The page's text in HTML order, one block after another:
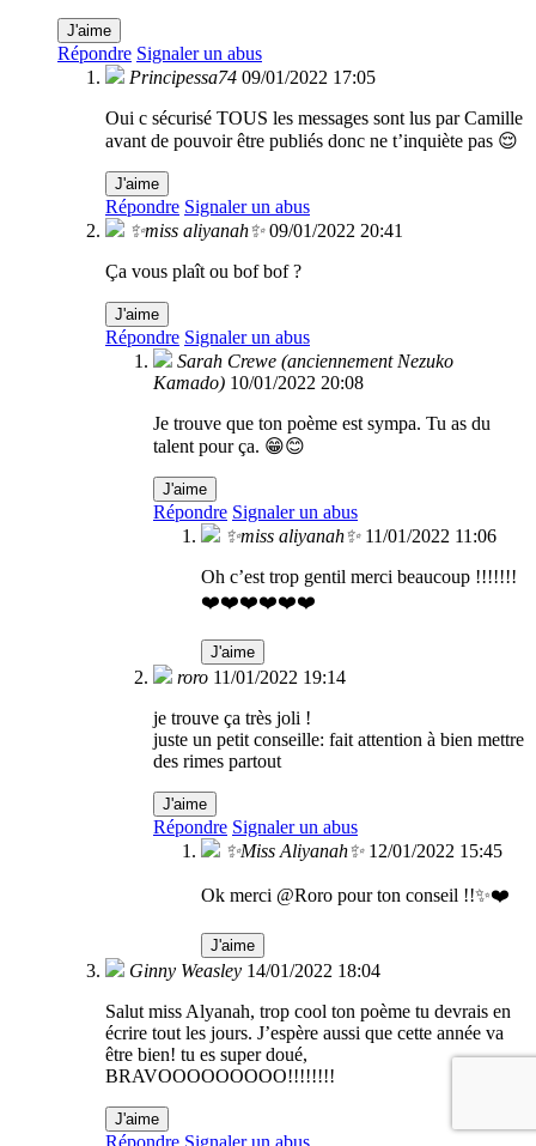
J'aime
Répondre Signaler un abus
Principessa74 09/01/2022 17:05
Oui c sécurisé TOUS les messages sont lus par Camille
avant de pouvoir être publiés donc ne t’inquiète pas 😌
J'aime
Répondre Signaler un abus
✨miss aliyanah✨ 09/01/2022 20:41
Ça vous plaît ou bof bof ?
J'aime
Répondre Signaler un abus
Sarah Crewe (anciennement Nezuko
Kamado) 10/01/2022 20:08
Je trouve que ton poème est sympa. Tu as du
talent pour ça. 😁😊
J'aime
Répondre Signaler un abus
✨miss aliyanah✨ 11/01/2022 11:06
Oh c’est trop gentil merci beaucoup !!!!!!!
❤️❤️❤️❤️❤️❤️
J'aime
roro 11/01/2022 19:14
je trouve ça très joli !
juste un petit conseille: fait attention à bien mettre
des rimes partout
J'aime
Répondre Signaler un abus
✨Miss Aliyanah✨ 12/01/2022 15:45
Ok merci @Roro pour ton conseil !!✨❤️
J'aime
Ginny Weasley 14/01/2022 18:04
Salut miss Alyanah, trop cool ton poème tu devrais en
écrire tout les jours. J’espère aussi que cette année va
être bien! tu es super doué,
BRAVOOOOOOOOO!!!!!!!!
J'aime